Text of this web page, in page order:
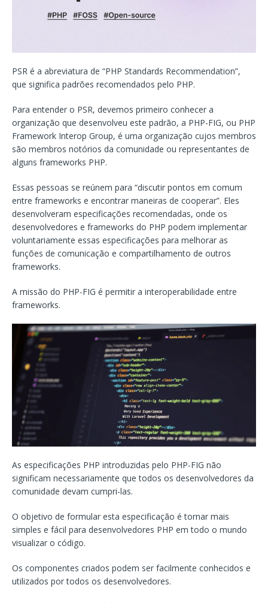
PSR é a abreviatura de “PHP Standards Recommendation”,
que significa padrões recomendados pelo PHP.
Para entender o PSR, devemos primeiro conhecer a
organização que desenvolveu este padrão, a PHP-FIG, ou PHP
Framework Interop Group, é uma organização cujos membros
são membros notórios da comunidade ou representantes de
alguns frameworks PHP.
Essas pessoas se reúnem para “discutir pontos em comum
entre frameworks e encontrar maneiras de cooperar”. Eles
desenvolveram especificações recomendadas, onde os
desenvolvedores e frameworks do PHP podem implementar
voluntariamente essas especificações para melhorar as
funções de comunicação e compartilhamento de outros
frameworks.
A missão do PHP-FIG é permitir a interoperabilidade entre
frameworks.
As especificações PHP introduzidas pelo PHP-FIG não
significam necessariamente que todos os desenvolvedores da
comunidade devam cumpri-las.
O objetivo de formular esta especificação é tornar mais
simples e fácil para desenvolvedores PHP em todo o mundo
visualizar o código.
Os componentes criados podem ser facilmente conhecidos e
utilizados por todos os desenvolvedores.